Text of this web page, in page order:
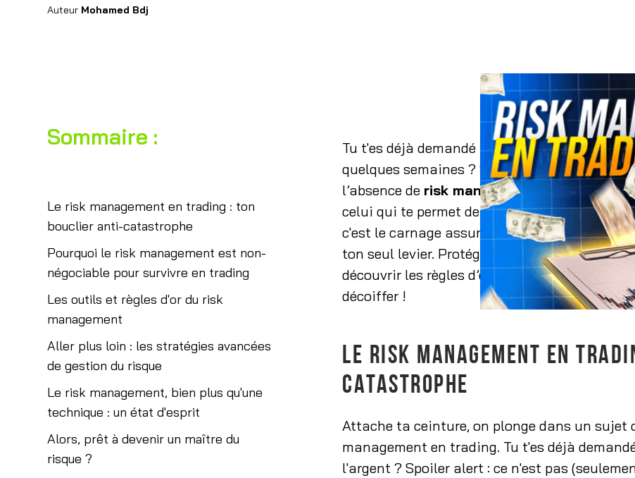
Auteur Mohamed Bdj
Sommaire :
Le risk management en trading : ton
bouclier anti-catastrophe
Pourquoi le risk management est non-
négociable pour survivre en trading
Les outils et règles d'or du risk
management
Aller plus loin : les stratégies avancées
de gestion du risque
Le risk management, bien plus qu'une
technique : un état d'esprit
Alors, prêt à devenir un maître du
risque ?
Tu t'es déjà demandé pourquoi 90% des
quelques semaines ? Spoiler : ce n’est pas
l’absence de risk management trading. En
celui qui te permet de survivre quand le
c'est le carnage assuré. Alors que le marché
ton seul levier. Protéger ton capital
découvrir les règles d’or pour éviter de faire
décoiffer !
LE RISK MANAGEMENT EN
CATASTROPHE
Attache ta ceinture, on plonge dans un sujet
management en trading. Tu t'es déjà
l'argent ? Spoiler alert : ce n'est pas